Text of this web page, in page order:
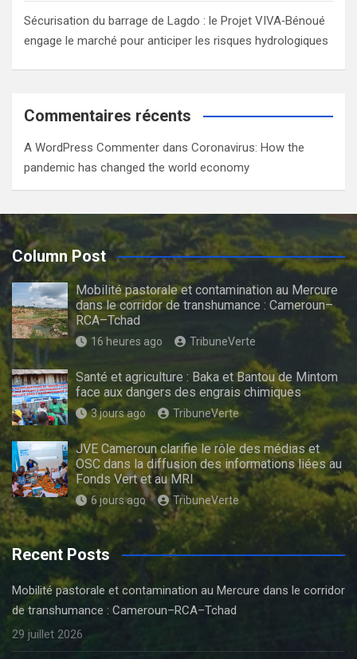
Sécurisation du barrage de Lagdo : le Projet VIVA‑Bénoué
engage le marché pour anticiper les risques hydrologiques
Commentaires récents
A WordPress Commenter dans Coronavirus: How the
pandemic has changed the world economy
Column Post
Mobilité pastorale et contamination au Mercure
dans le corridor de transhumance : Cameroun–
RCA–Tchad
16 heures ago TribuneVerte
Santé et agriculture : Baka et Bantou de Mintom
face aux dangers des engrais chimiques
3 jours ago TribuneVerte
JVE Cameroun clarifie le rôle des médias et
OSC dans la diffusion des informations liées au
Fonds Vert et au MRI
6 jours ago TribuneVerte
Recent Posts
Mobilité pastorale et contamination au Mercure dans le corridor
de transhumance : Cameroun–RCA–Tchad
29 juillet 2026